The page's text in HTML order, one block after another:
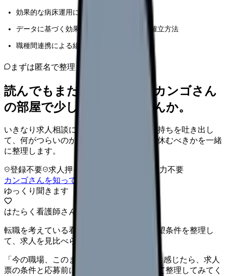
効果的な病床運用による収益向上策
データに基づく効果測定と改善サイクルの確立方法
職種間連携による組織的な改善アプローチ
まずは匿名で整理
読んでもまだ苦しいなら、カンゴさん
の部屋で少し話してみませんか。
いきなり求人相談には進みません。今の気持ちを吐き出し
て、何がつらいのか、辞めるべきか、少し休むべきかを一緒
に整理します。
登録不要 求人押し売りなし
病院名は入力不要
カンゴさんを知ってから相談する
ゆっくり聞きます
はたらく看護師さん 求人
転職を考えている看護師さんへ。まずは希望条件を整理し
て、求人を見比べられます。
「今の職場、このままでいいのかな...」そう感じたら、求人
票の条件と応募前に確認したい不安を分けて整理してみてく